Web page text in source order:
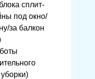
сплит-
под окно/
за балкон